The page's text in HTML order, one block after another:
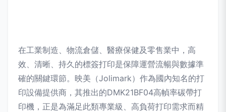
在工業制造、物流倉儲、醫療保健及零售業中，高
效、清晰、持久的標簽打印是保障運營流暢與數據準
確的關鍵環節。映美（Jolimark）作為國內知名的打
印設備提供商，其推出的DMK21BF04高幀率碳帶打
印機，正是為滿足此類專業級、高負荷打印需求而精